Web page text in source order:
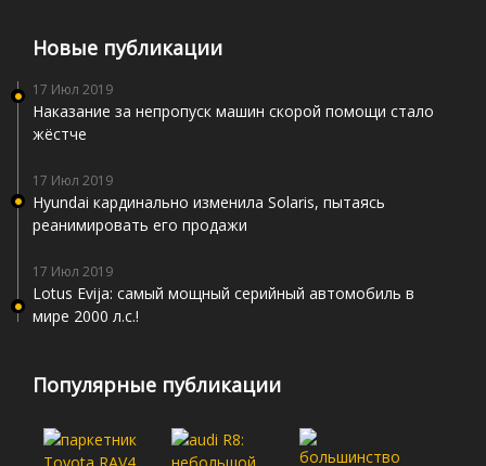
Новые публикации
17 Июл 2019
Наказание за непропуск машин скорой помощи стало
жёстче
17 Июл 2019
Hyundai кардинально изменила Solaris, пытаясь
реанимировать его продажи
17 Июл 2019
Lotus Evija: самый мощный серийный автомобиль в
мире 2000 л.с.!
Популярные публикации